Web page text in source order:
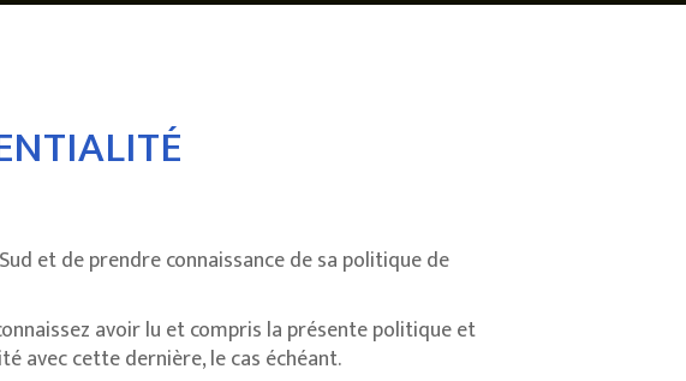
et de prendre connaissance de sa politique de
avoir lu et compris la présente politique et
avec cette dernière, le cas échéant.